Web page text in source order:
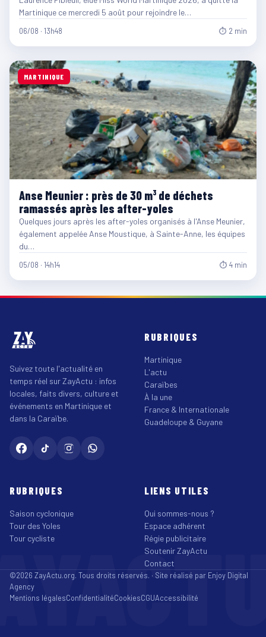
Martinique ce mercredi 5 août pour rejoindre le…
06/08 · 13h48 ⏱ 2 min
MARTINIQUE
Anse Meunier : près de 30 m³ de déchets
ramassés après les after-yoles
Quelques jours après les after-yoles organisés à l'Anse Meunier,
également appelée Anse Moustique, à Sainte-Anne, les équipes
du…
05/08 · 14h14 ⏱ 4 min
Suivez toute l'actualité en
temps réel sur ZayActu : infos
locales, faits divers, culture et
événements en Martinique et
dans la Caraïbe.
RUBRIQUES
Martinique
L'actu
Caraïbes
À la une
France & Internationale
Guadeloupe & Guyane
RUBRIQUES
Saison cyclonique
Tour des Yoles
Tour cycliste
LIENS UTILES
Qui sommes-nous ?
Espace adhérent
Régie publicitaire
Soutenir ZayActu
Contact
©2026 ZayActu.org. Tous droits réservés. · Site réalisé par Enjoy Digital
Agency
Mentions légalesConfidentialitéCookiesCGUAccessibilité